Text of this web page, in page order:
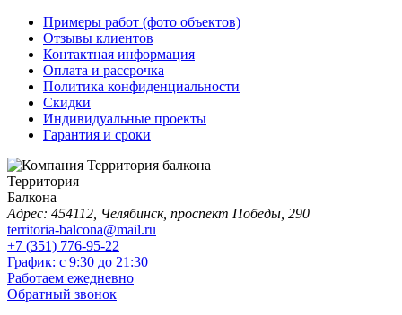
Примеры работ (фото объектов)
Отзывы клиентов
Контактная информация
Оплата и рассрочка
Политика конфиденциальности
Скидки
Индивидуальные проекты
Гарантия и сроки
Территория
Балкона
Адрес: 454112, Челябинск, проспект Победы, 290
territoria-balcona@mail.ru
+7 (351) 776-95-22
График: с 9:30 до 21:30
Работаем ежедневно
Обратный звонок